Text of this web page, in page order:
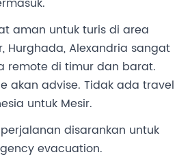
aman untuk turis di area
Hurghada, Alexandria sangat
remote di timur dan barat.
akan advise. Tidak ada travel
untuk Mesir.
disarankan untuk
evacuation.